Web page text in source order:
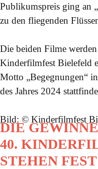
Publikumspreis ging an
zu den fliegenden
Die beiden Filme
Kinderfilmfest Bielefeld
Motto „Begegnungen“
des Jahres 2024
Bild: © Kinderfilmfest
DIE
40.
STEHEN